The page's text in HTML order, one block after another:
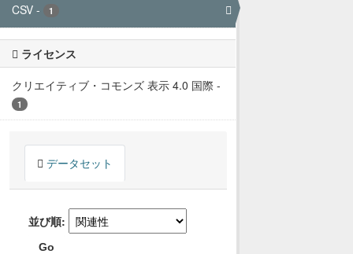
CSV - 1
ライセンス
クリエイティブ・コモンズ 表示 4.0 国際 -
1
データセット
並び順
Go